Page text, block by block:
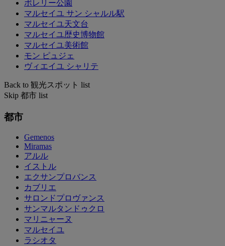
ボレリー公園
マルセイユ サン シャルル駅
マルセイユ天文台
マルセイユ歴史博物館
マルセイユ美術館
モン ピュジェ
ヴィエイユ シャリテ
Back to 観光スポット list
Skip 都市 list
都市
Gemenos
Miramas
アルル
イストル
エクサンプロバンス
カブリエ
サロンドプロヴァンス
サンマルタンドゥクロ
マリニャーヌ
マルセイユ
ラシオタ